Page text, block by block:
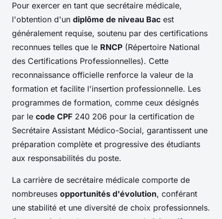
Pour exercer en tant que secrétaire médicale,
l'obtention d'un diplôme de niveau Bac est
généralement requise, soutenu par des certifications
reconnues telles que le RNCP (Répertoire National
des Certifications Professionnelles). Cette
reconnaissance officielle renforce la valeur de la
formation et facilite l'insertion professionnelle. Les
programmes de formation, comme ceux désignés
par le code CPF 240 206 pour la certification de
Secrétaire Assistant Médico-Social, garantissent une
préparation complète et progressive des étudiants
aux responsabilités du poste.
La carrière de secrétaire médicale comporte de
nombreuses opportunités d'évolution, conférant
une stabilité et une diversité de choix professionnels.